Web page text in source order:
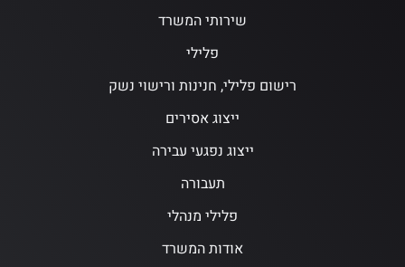
שירותי המשרד
פלילי
רישום פלילי, חנינות ורישוי נשק
ייצוג אסירים
ייצוג נפגעי עבירה
תעבורה
פלילי מנהלי
אודות המשרד